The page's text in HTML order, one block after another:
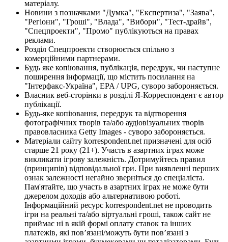
матеріалу.
Новини з позначками "Думка", "Експертиза", "Заява",
"Регіони", "Гроші", "Влада", "Вибори", "Тест-драйв",
"Спецпроекти", "Промо" публікуються на правах
реклами.
Розділ Спецпроекти створюється спільно з
комерційними партнерами.
Будь яке копіювання, публікація, передрук, чи наступне
поширення інформації, що містить посилання на
"Інтерфакс-Україна", EPA / UPG, суворо забороняється.
Власник веб-сторінки в розділі Я-Корреспондент є автор
публікації.
Будь-яке копіювання, передрук та відтворення
фотографічних творів та/або аудіовізуальних творів
правовласника Getty Images - суворо забороняється.
Матеріали сайту korrespondent.net призначені для осіб
старше 21 року (21+). Участь в азартних іграх може
викликати ігрову залежність. Дотримуйтесь правил
(принципів) відповідальної гри. При виявленні перших
ознак залежності негайно зверніться до спеціаліста.
Пам'ятайте, що участь в азартних іграх не може бути
джерелом доходів або альтернативою роботі.
Інформаційний ресурс korrespondent.net не проводить
ігри на реальні та/або віртуальні гроші, також сайт не
приймає ні в якій формі оплату ставок та інших
платежів, які пов’язані/можуть бути пов’язані з